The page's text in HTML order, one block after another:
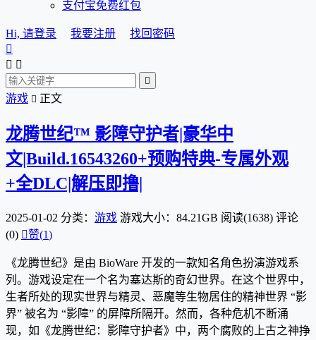
支付宝免费红包
Hi, 请登录 我要注册
找回密码

 

游戏  正文
龙腾世纪™ 影障守护者|豪华中
文|Build.16543260+预购特典-专属外观
+全DLC|解压即撸|
2025-01-02 分类： 游戏 游戏大小：84.21GB 阅读(1638) 评论
(0) 赞(1)
《龙腾世纪》是由 BioWare 开发的一款知名角色扮演游戏系
列。游戏设定在一个名为塞达斯的奇幻世界。在这个世界中，
生者所处的现实世界与精灵、恶魔等生物居住的精神世界 “影
界” 被名为 “影障” 的屏障所隔开。然而，各种危机不断涌
现，如《龙腾世纪：影障守护者》中，两个腐败的上古之神挣